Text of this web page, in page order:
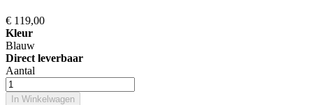
€ 119,00
Kleur
Blauw
Direct leverbaar
Aantal
In Winkelwagen